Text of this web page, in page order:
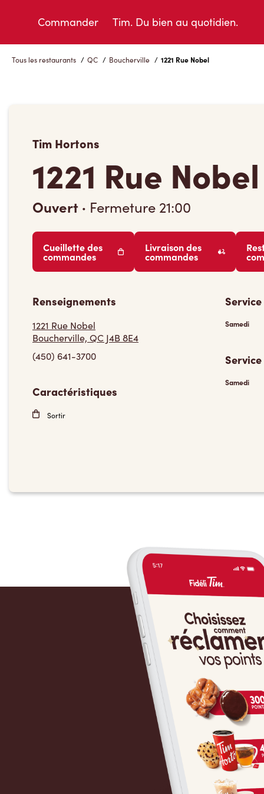
Commander Tim. Du bien au quotidien.
Tous les restaurants / QC / Boucherville / 1221 Rue Nobel
Tim Hortons
1221 Rue Nobel
Ouvert · Fermeture 21:00
Cueillette des
commandes
Livraison des
commandes
Renseignements
1221 Rue Nobel
Boucherville, QC J4B 8E4
(450) 641-3700
Caractéristiques
Sortir
Samedi
Samedi